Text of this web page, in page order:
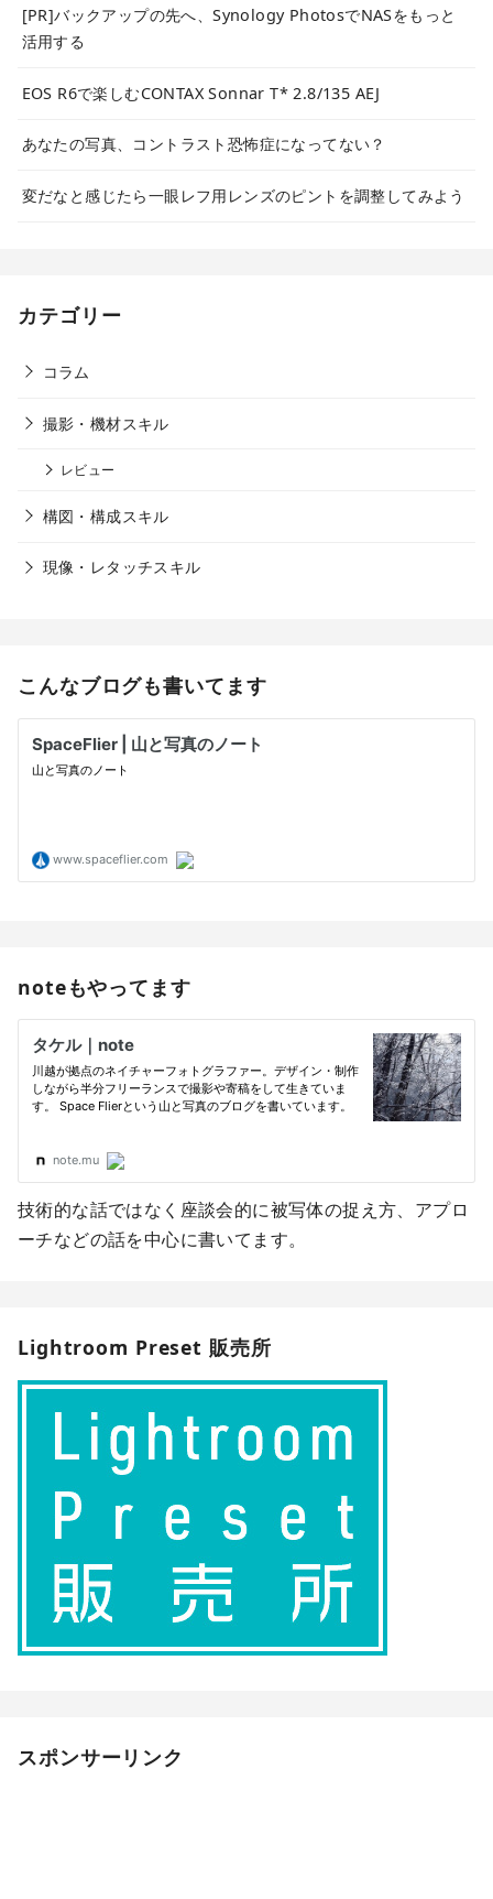
[PR]バックアップの先へ、Synology PhotosでNASをもっと
活用する
EOS R6で楽しむCONTAX Sonnar T* 2.8/135 AEJ
あなたの写真、コントラスト恐怖症になってない？
変だなと感じたら一眼レフ用レンズのピントを調整してみよう
カテゴリー
コラム
撮影・機材スキル
レビュー
構図・構成スキル
現像・レタッチスキル
こんなブログも書いてます
noteもやってます
技術的な話ではなく座談会的に被写体の捉え方、アプロ
ーチなどの話を中心に書いてます。
Lightroom Preset 販売所
スポンサーリンク